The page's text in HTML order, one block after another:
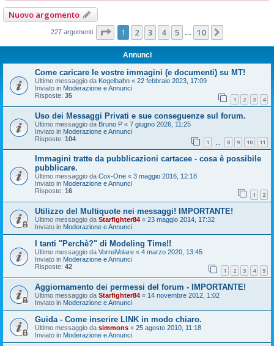
Nuovo argomento
227 argomenti Pagina di 10
1 2 3 4 5 10
Annunci
Come caricare le vostre immagini (e documenti) su MT!
Ultimo messaggio da Kegelbahn « 22 febbraio 2023, 17:09
Inviato in Moderazione e Annunci
Risposte: 35 1 2 3 4
Uso dei Messaggi Privati e sue conseguenze sul forum.
Ultimo messaggio da Bruno P « 7 giugno 2026, 11:25
Inviato in Moderazione e Annunci
Risposte: 104 1 8 9 10 11
Immagini tratte da pubblicazioni cartacee - cosa è possibile
pubblicare.
Ultimo messaggio da Cox-One « 3 maggio 2016, 12:18
Inviato in Moderazione e Annunci
Risposte: 16 1 2
Utilizzo del Multiquote nei messaggi! IMPORTANTE!
Ultimo messaggio da Starfighter84 « 23 maggio 2014, 17:32
Inviato in Moderazione e Annunci
I tanti "Perchè?" di Modeling Time!!
Ultimo messaggio da VorreiVolare « 4 marzo 2020, 13:45
Inviato in Moderazione e Annunci
Risposte: 42 1 2 3 4 5
Aggiornamento dei permessi del forum - IMPORTANTE!
Ultimo messaggio da Starfighter84 « 14 novembre 2012, 1:02
Inviato in Moderazione e Annunci
Guida - Come inserire LINK in modo chiaro.
Ultimo messaggio da simmons « 25 agosto 2010, 11:18
Inviato in Moderazione e Annunci